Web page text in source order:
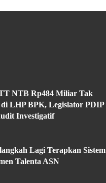
NTB Rp484 Miliar Tak
LHP BPK, Legislator PDIP
Investigatif
Lagi Terapkan Sistem
Talenta ASN